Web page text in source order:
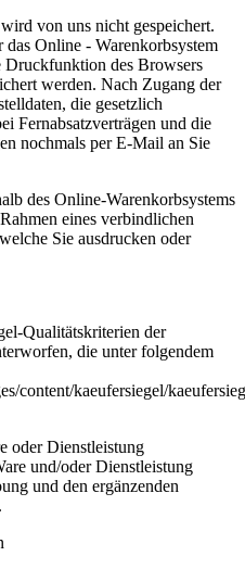
von uns nicht gespeichert.
Online - Warenkorbsystem
Druckfunktion des Browsers
werden. Nach Zugang der
die gesetzlich
Fernabsatzverträgen und die
nochmals per E-Mail an Sie
des Online-Warenkorbsystems
eines verbindlichen
Sie ausdrucken oder
Qualitätskriterien der
die unter folgendem
content/kaeufersiegel/
oder Dienstleistung
und/oder Dienstleistung
und den ergänzenden